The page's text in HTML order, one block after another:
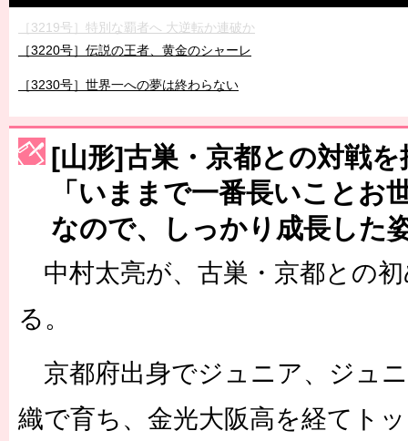
［3219号］特別な覇者へ 大逆転か連破か
［3220号］伝説の王者、黄金のシャーレ
［3230号］世界一への夢は終わらない
［3223号］一丸。日本出陣
［3222号］史上最大のW杯開幕 注目は「個」
長谷川 アーリアジャスールさんがシンポジウム「気候変動から命
[山形]古巣・京都との対戦
「いままで一番長いことお
なので、しっかり成長した
中村太亮が、古巣・京都との
る。
京都府出身でジュニア、ジュ
織で育ち、金光大阪高を経てト